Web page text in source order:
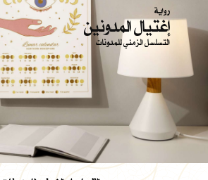
رواية
إغتيال المدونين
التسلسل الزمني للمدونات